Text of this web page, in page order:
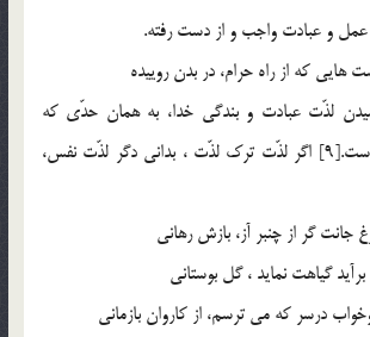
لذّت عبادت و بندگي خدا، به همان حدّي كه
گناه،‌لذت بخش بوده است.[9] اگر لذّت ترك لذّت ، ‌بداني دگر لذّت نفس،
گر از چنبر آز، بازش رهاني
گياهت نمايد ، گل بوستاني
درسر كه مي ترسم، از كاروان بازماني